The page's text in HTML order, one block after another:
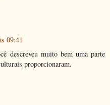
09:41
descreveu muito bem uma parte
proporcionaram.